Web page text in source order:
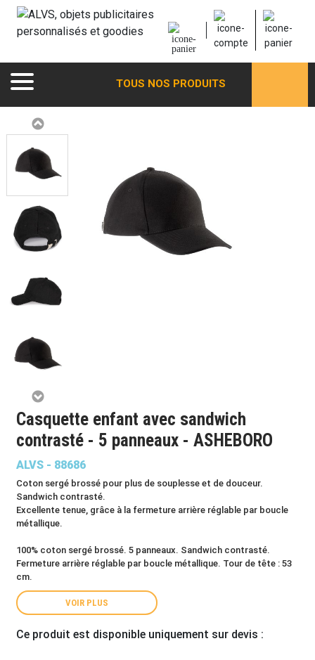
TOUS NOS PRODUITS
Casquette enfant avec sandwich
contrasté - 5 panneaux - ASHEBORO
ALVS - 88686
Coton sergé brossé pour plus de souplesse et de douceur.
Sandwich contrasté.
Excellente tenue, grâce à la fermeture arrière réglable par boucle
métallique.
100% coton sergé brossé. 5 panneaux. Sandwich contrasté.
Fermeture arrière réglable par boucle métallique. Tour de tête : 53
cm.
VOIR PLUS
Ce produit est disponible uniquement sur devis :